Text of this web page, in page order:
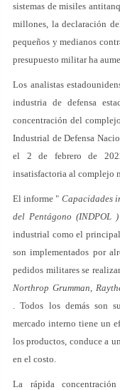
sistemas de misiles
millones, la declaración
pequeños y medianos
presupuesto militar ha
Los analistas
industria de defensa
concentración del
Industrial de Defensa
el 2 de febrero de
insatisfactoria al complejo
El informe " Capacidades
del Pentágono (INDPOL )
industrial como el
son implementados por
pedidos militares se
Northrop Grumman,
. Todos los demás son
mercado interno tiene un
los productos, conduce a
en el costo.
La rápida